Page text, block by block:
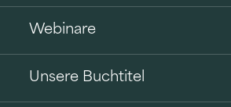
Webinare
Unsere Buchtitel